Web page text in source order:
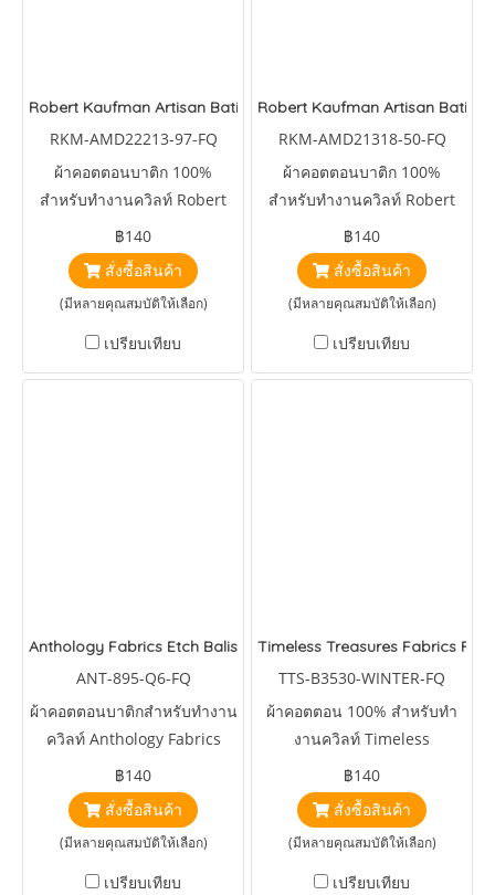
Robert Kaufman Artisan Batiks Floral Paradise Line Rose
RKM-AMD22213-97-FQ
ผ้าคอตตอนบาติก 100%
สำหรับทำงานควิลท์ Robert
Kaufman Artisan Batiks
Floral Paradise Line Rose
฿140
สั่งซื้อสินค้า
(มีหลายคุณสมบัติให้เลือก)
เปรียบเทียบ
Robert Kaufman Artisan Batiks
RKM-AMD21318-50-FQ
ผ้าคอตตอนบาติก 100%
สำหรับทำงานควิลท์ Robert
Kaufman Artisan Batiks
Totally Tropical Floating
Palms Lime
฿140
สั่งซื้อสินค้า
(มีหลายคุณสมบัติให้เลือก)
เปรียบเทียบ
Anthology Fabrics Etch Baliscapes Pear
ANT-895-Q6-FQ
ผ้าคอตตอนบาติกสำหรับทำงาน
ควิลท์ Anthology Fabrics
Etch Baliscapes Pear
฿140
สั่งซื้อสินค้า
(มีหลายคุณสมบัติให้เลือก)
เปรียบเทียบ
Timeless Treasures Fabrics
TTS-B3530-WINTER-FQ
ผ้าคอตตอน 100% สำหรับทำ
งานควิลท์ Timeless
Treasures Fabrics Frost
Tonka Batiks Winter
Reindeer
฿140
สั่งซื้อสินค้า
(มีหลายคุณสมบัติให้เลือก)
เปรียบเทียบ